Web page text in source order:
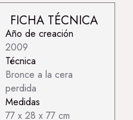
FICHA TÉCNICA
Año de creación
2009
Técnica
Bronce a la cera
perdida
Medidas
77 x 28 x 77 cm